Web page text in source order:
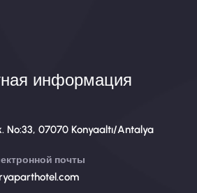
информация
No:33, 07070 Konyaaltı/Antalya
почты